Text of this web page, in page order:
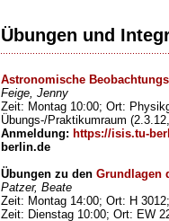
Übungen und
Astronomische
Feige, Jenny
Zeit: Montag 10:00; Ort:
Übungs-/Praktikumraum
Anmeldung: https://isis.tu-
berlin.de
Übungen zu den Grundlagen
Patzer, Beate
Zeit: Montag 14:00; Ort: H
Zeit: Dienstag 10:00; Ort: EW